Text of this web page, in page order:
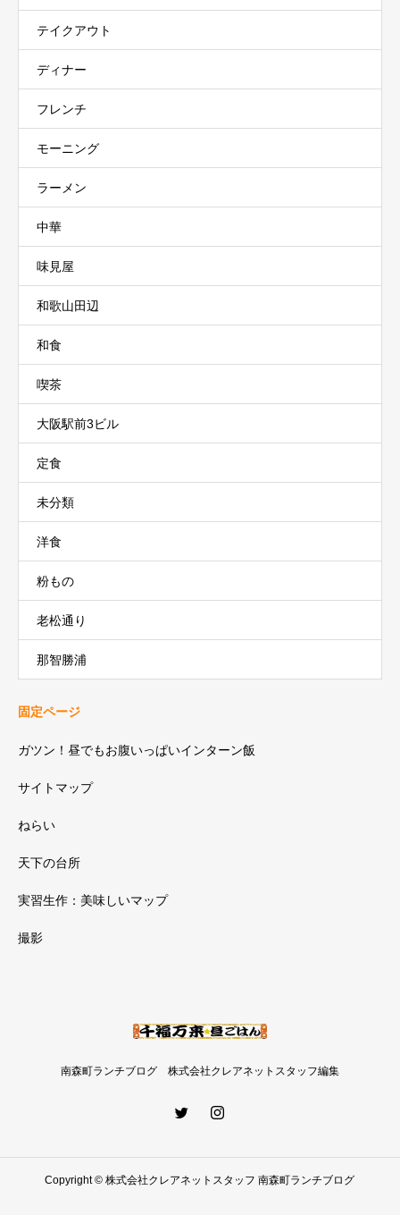
テイクアウト
ディナー
フレンチ
モーニング
ラーメン
中華
味見屋
和歌山田辺
和食
喫茶
大阪駅前3ビル
定食
未分類
洋食
粉もの
老松通り
那智勝浦
固定ページ
ガツン！昼でもお腹いっぱいインターン飯
サイトマップ
ねらい
天下の台所
実習生作：美味しいマップ
撮影
南森町ランチブログ 株式会社クレアネットスタッフ編集
Copyright © 株式会社クレアネットスタッフ 南森町ランチブログ